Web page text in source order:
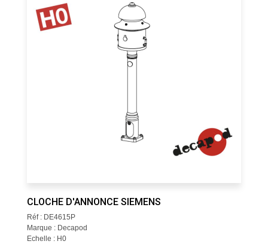
CLOCHE D'ANNONCE SIEMENS
Réf : DE4615P
Marque : Decapod
Echelle : H0